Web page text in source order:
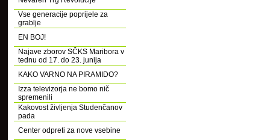
Vse generacije poprijele za
grablje
EN BOJ!
Najave zborov SČKS Maribora v
tednu od 17. do 23. junija
KAKO VARNO NA PIRAMIDO?
Izza televizorja ne bomo nič
spremenili
Kakovost življenja Studenčanov
pada
Center odpreti za nove vsebine